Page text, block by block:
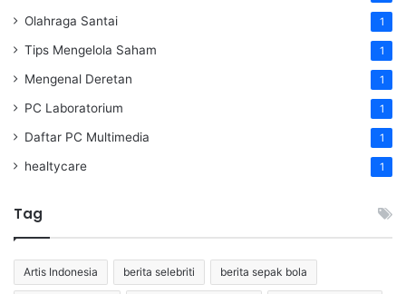
Olahraga Santai 1
Tips Mengelola Saham 1
Mengenal Deretan 1
PC Laboratorium 1
Daftar PC Multimedia 1
healtycare 1
Tag
Artis Indonesia berita selebriti berita sepak bola